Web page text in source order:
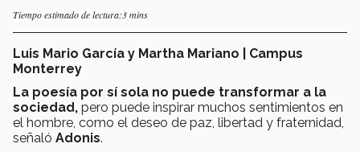
Tiempo estimado de lectura:3 mins
Luis Mario García y Martha Mariano | Campus
Monterrey
La poesía por sí sola no puede transformar a la
sociedad, pero puede inspirar muchos sentimientos en
el hombre, como el deseo de paz, libertad y fraternidad,
señaló Adonis.